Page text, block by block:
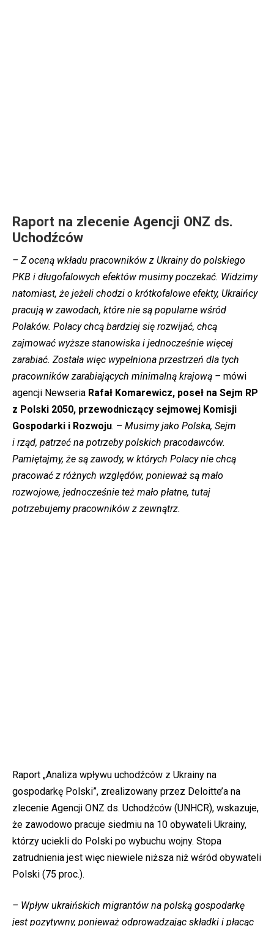
Raport na zlecenie Agencji ONZ ds.
Uchodźców
– Z oceną wkładu pracowników z Ukrainy do polskiego
PKB i długofalowych efektów musimy poczekać. Widzimy
natomiast, że jeżeli chodzi o krótkofalowe efekty, Ukraińcy
pracują w zawodach, które nie są popularne wśród
Polaków. Polacy chcą bardziej się rozwijać, chcą
zajmować wyższe stanowiska i jednocześnie więcej
zarabiać. Została więc wypełniona przestrzeń dla tych
pracowników zarabiających minimalną krajową – mówi
agencji Newseria Rafał Komarewicz, poseł na Sejm RP
z Polski 2050, przewodniczący sejmowej Komisji
Gospodarki i Rozwoju. – Musimy jako Polska, Sejm
i rząd, patrzeć na potrzeby polskich pracodawców.
Pamiętajmy, że są zawody, w których Polacy nie chcą
pracować z różnych względów, ponieważ są mało
rozwojowe, jednocześnie też mało płatne, tutaj
potrzebujemy pracowników z zewnątrz.
Raport „Analiza wpływu uchodźców z Ukrainy na
gospodarkę Polski”, zrealizowany przez Deloitte’a na
zlecenie Agencji ONZ ds. Uchodźców (UNHCR), wskazuje,
że zawodowo pracuje siedmiu na 10 obywateli Ukrainy,
którzy uciekli do Polski po wybuchu wojny. Stopa
zatrudnienia jest więc niewiele niższa niż wśród obywateli
Polski (75 proc.).
– Wpływ ukraińskich migrantów na polską gospodarkę
jest pozytywny, ponieważ odprowadzając składki i płacąc